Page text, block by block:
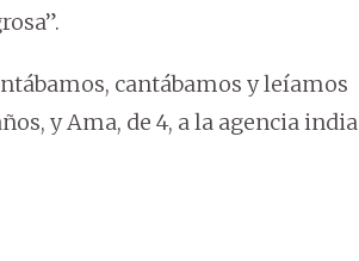
cantábamos y leíamos
y Ama, de 4, a la agencia india